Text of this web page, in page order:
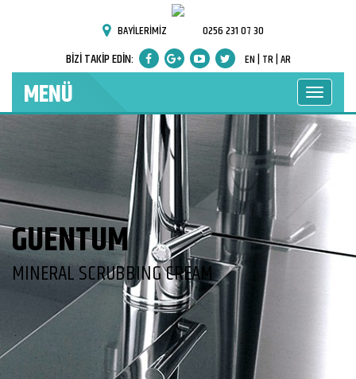
BAYİLERİMİZ 0256 231 07 30
BİZİ TAKİP EDİN: EN | TR |AR
MENÜ
GUENTUM
MINERAL SCRUBBING CREAM